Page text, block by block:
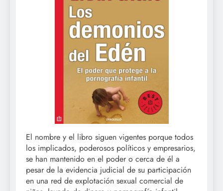
El nombre y el libro siguen vigentes porque todos
los implicados, poderosos políticos y empresarios,
se han mantenido en el poder o cerca de él a
pesar de la evidencia judicial de su participación
en una red de explotación sexual comercial de